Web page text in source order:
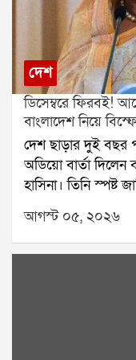
দেশ
ডিসেম্বরে ফিরবই!
বাংলাদেশ নিয়ে
দেশ ছাড়ার দুই বছর
অডিয়ো বার্তা দিলেন
হাসিনা। তিনি স্পষ্ট
ফেরার সিদ্ধান্ত
পরে জানানো হবে
একাধিকবার
আগস্ট ০৫, ২০২৬